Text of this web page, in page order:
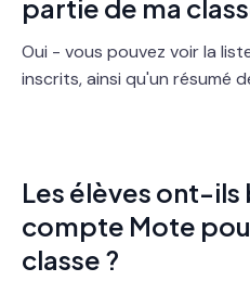
partie de ma
Oui - vous pouvez voir la
inscrits, ainsi qu'un résumé
Les élèves ont-ils
compte Mote
classe ?